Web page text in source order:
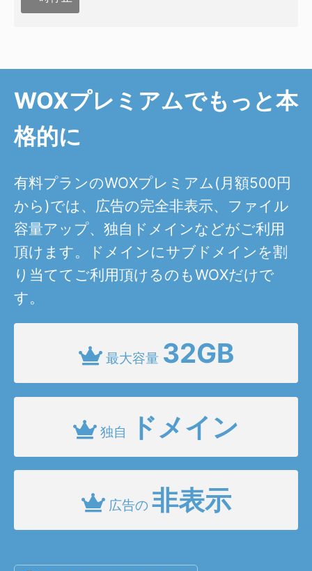
WOXプレミアムでもっと本
格的に
有料プランのWOXプレミアム(月額500円
から)では、広告の完全非表示、ファイル
容量アップ、独自ドメインなどがご利用
頂けます。ドメインにサブドメインを割
り当ててご利用頂けるのもWOXだけで
す。
最大容量 32GB
独自 ドメイン
広告の 非表示